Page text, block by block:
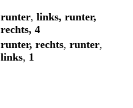
runter, links, runter,
rechts, 4
runter, rechts, runter,
links, 1